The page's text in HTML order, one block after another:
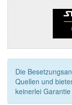
Die
Quellen und
keinerlei